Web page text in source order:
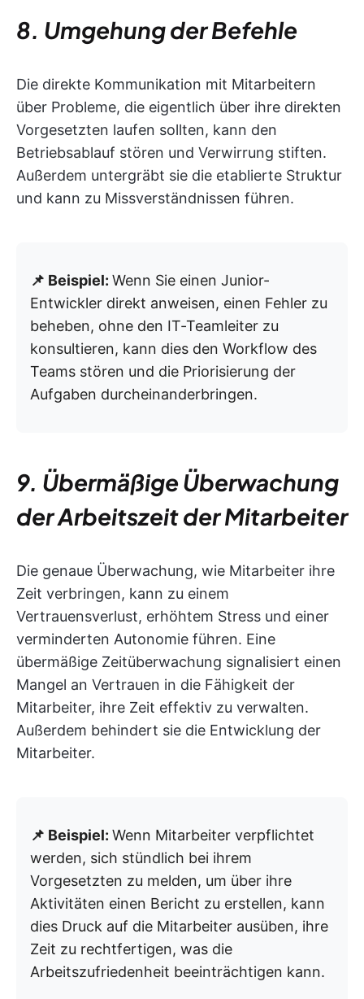
8. Umgehung der Befehle
Die direkte Kommunikation mit Mitarbeitern
über Probleme, die eigentlich über ihre direkten
Vorgesetzten laufen sollten, kann den
Betriebsablauf stören und Verwirrung stiften.
Außerdem untergräbt sie die etablierte Struktur
und kann zu Missverständnissen führen.
📌 Beispiel: Wenn Sie einen Junior-
Entwickler direkt anweisen, einen Fehler zu
beheben, ohne den IT-Teamleiter zu
konsultieren, kann dies den Workflow des
Teams stören und die Priorisierung der
Aufgaben durcheinanderbringen.
9. Übermäßige Überwachung
der Arbeitszeit der Mitarbeiter
Die genaue Überwachung, wie Mitarbeiter ihre
Zeit verbringen, kann zu einem
Vertrauensverlust, erhöhtem Stress und einer
verminderten Autonomie führen. Eine
übermäßige Zeitüberwachung signalisiert einen
Mangel an Vertrauen in die Fähigkeit der
Mitarbeiter, ihre Zeit effektiv zu verwalten.
Außerdem behindert sie die Entwicklung der
Mitarbeiter.
📌 Beispiel: Wenn Mitarbeiter verpflichtet
werden, sich stündlich bei ihrem
Vorgesetzten zu melden, um über ihre
Aktivitäten einen Bericht zu erstellen, kann
dies Druck auf die Mitarbeiter ausüben, ihre
Zeit zu rechtfertigen, was die
Arbeitszufriedenheit beeinträchtigen kann.